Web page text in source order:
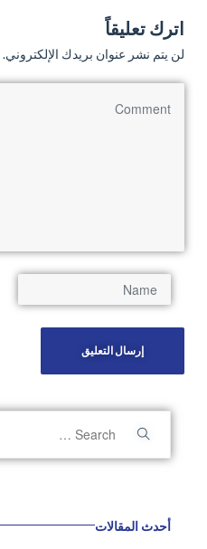
اترك تعليقاً
لن يتم نشر عنوان بريدك الإلكتروني.
أحدث المقالات